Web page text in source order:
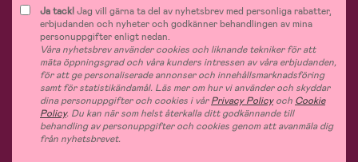
Ja tack!Jag vill gärna ta del av nyhetsbrev med personliga rabatter,
erbjudanden och nyheter och godkänner behandlingen av mina
personuppgifter enligt nedan.
Våra nyhetsbrev använder cookies och liknande tekniker för att
mäta öppningsgrad och våra kunders intressen av våra erbjudanden,
för att ge personaliserade annonser och innehållsmarknadsföring
samt för statistikändamål. Läs mer om hur vi använder och skyddar
dina personuppgifter och cookies i vårPrivacy Policyoch Cookie
Policy. Du kan när som helst återkalla ditt godkännande till
behandling av personuppgifter och cookies genom att avanmäla dig
från nyhetsbrevet.